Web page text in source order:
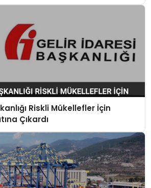
Riskli Mükellefler İçin
Çıkardı